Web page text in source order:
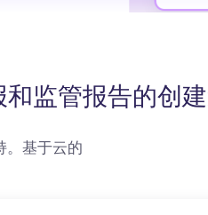
监管报告的创
。基于云的